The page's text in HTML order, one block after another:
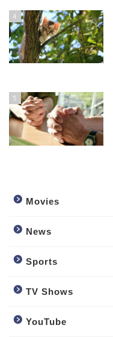
4
5
Movies
News
Sports
TV Shows
YouTube